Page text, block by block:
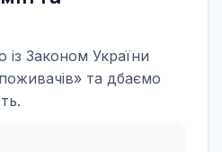
Законом України
та дбаємо